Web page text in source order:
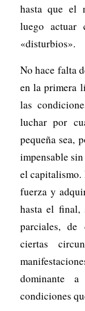
hasta que el
luego
«disturbios».
No hace falta
en la primera
las
luchar por
pequeña sea,
impensable
el capitalismo.
fuerza y
hasta el final,
parciales, de
ciertas
dominante
condiciones